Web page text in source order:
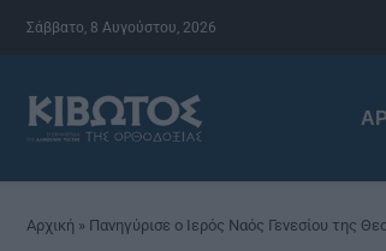
Σάββατο, 8 Αυγούστου, 2026
Αρχική » Πανηγύρισε ο Ιερός Ναός Γενεσίου της